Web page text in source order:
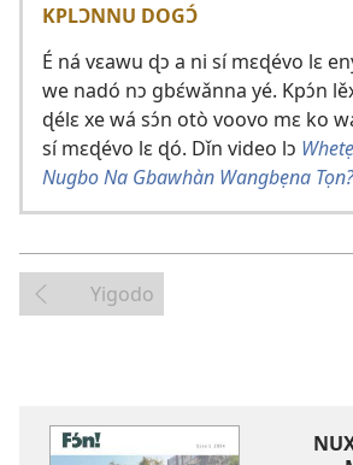
KPLƆNNU DOGƆ́
É ná vɛawu ɖɔ a ni sí mɛɖévo lɛ
we nadó nɔ gbɛ́wǎnna yé. Kpɔ́n
ɖélɛ xe wá sɔ́n otò voovo mɛ ko
sí mɛɖévo lɛ ɖó. Dǐn video lɔ
Nugbo Na Gbawhàn Wangbẹna Tọn?
Yigodo